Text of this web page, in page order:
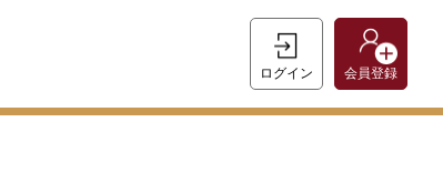
ログイン 会員登録